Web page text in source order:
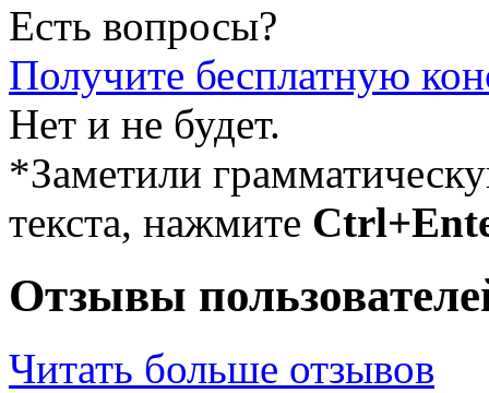
Есть вопросы?
Получите бесплатную
Нет и не будет.
*Заметили
текста, нажмите
Отзывы
Читать больше отзывов